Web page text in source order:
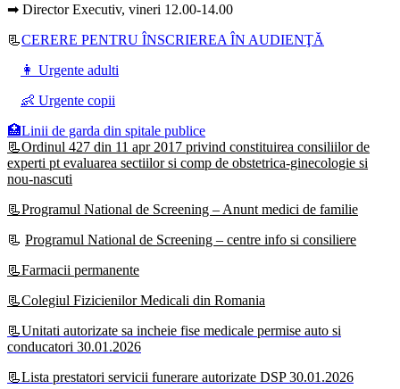
➡ Director Executiv, vineri 12.00-14.00
📃CERERE PENTRU ÎNSCRIEREA ÎN AUDIENŢĂ
👩 Urgente adulti
👶 Urgente copii
🏥Linii de garda din spitale publice
📃Ordinul 427 din 11 apr 2017 privind constituirea consiliilor de
experti pt evaluarea sectiilor si comp de obstetrica-ginecologie si
nou-nascuti
📃Programul National de Screening – Anunt medici de familie
📃 Programul National de Screening – centre info si consiliere
📃Farmacii permanente
📃Colegiul Fizicienilor Medicali din Romania
📃Unitati autorizate sa incheie fise medicale permise auto si
conducatori 30.01.2026
📃Lista prestatori servicii funerare autorizate DSP 30.01.2026